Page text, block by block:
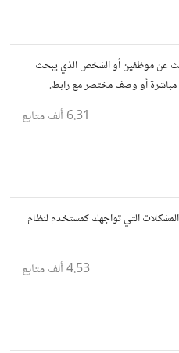
عن موظفين أو الشخص الذي يبحث
مباشرة أو وصف مختصر مع رابط.
6.31 ألف متابع
التي تواجهك كمستخدم لنظام
4.53 ألف متابع